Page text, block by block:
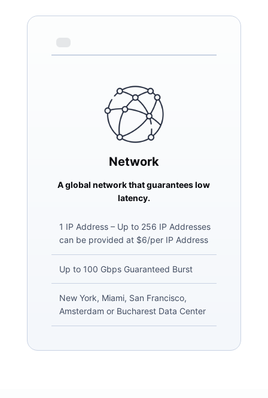
Network
A global network that guarantees low
latency.
1 IP Address – Up to 256 IP Addresses
can be provided at $6/per IP Address
Up to 100 Gbps Guaranteed Burst
New York, Miami, San Francisco,
Amsterdam or Bucharest Data Center